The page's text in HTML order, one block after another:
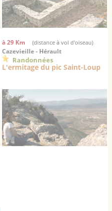
à 29 Km (distance à vol d'oiseau)
Cazevieille - Hérault
Randonnées
L'ermitage du pic Saint-Loup